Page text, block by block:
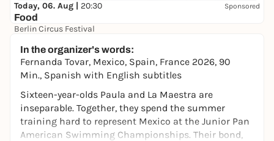
Today, 06. Aug | 20:30 Sponsored
Food
Berlin Circus Festival
In the organizer's words:
Fernanda Tovar, Mexico, Spain, France 2026, 90
Min., Spanish with English subtitles
Sixteen-year-olds Paula and La Maestra are
inseparable. Together, they spend the summer
training hard to represent Mexico at the Junior Pan
American Swimming Championships. Their bond,